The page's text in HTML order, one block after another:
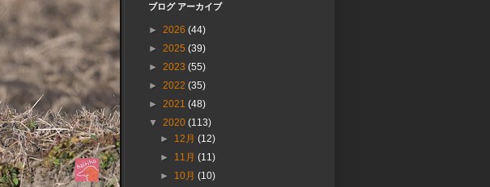
ブログ アーカイブ
► 2026 (44)
► 2025 (39)
► 2023 (55)
► 2022 (35)
► 2021 (48)
▼ 2020 (113)
► 12月(12)
► 11月(11)
► 10月(10)